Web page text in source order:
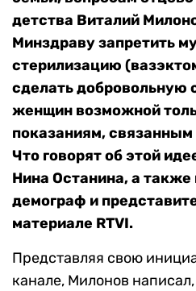
детства Виталий
Минздраву запретить
стерилизацию
сделать добровольную
женщин возможной
показаниям, связанным
Что говорят об этой
Нина Останина, а
демограф и
материале RTVI.
Представляя свою
канале, Милонов